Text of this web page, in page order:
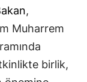
,
Muharrem
birlik,